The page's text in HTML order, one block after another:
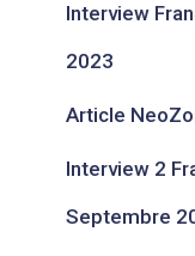
Interview
2023​
Article
Interview 2
Septembre